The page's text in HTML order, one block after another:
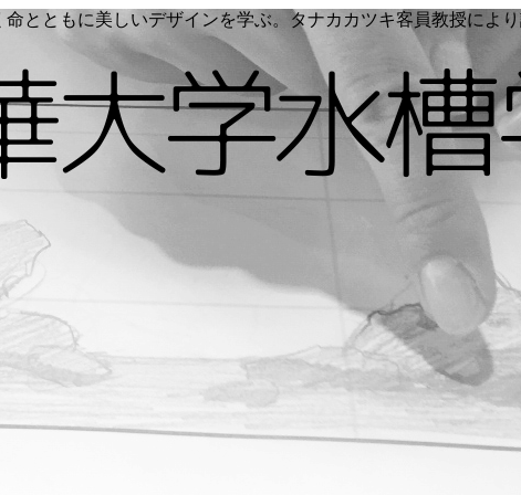
とともに美しいデザインを学ぶ。タナカカツキ客員教授によ